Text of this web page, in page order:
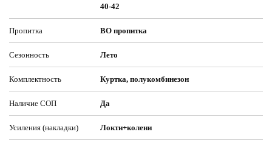
40-42
Пропитка ВО пропитка
Сезонность Лето
Комплектность Куртка, полукомбинезон
Наличие СОП Да
Усиления (накладки) Локти+колени